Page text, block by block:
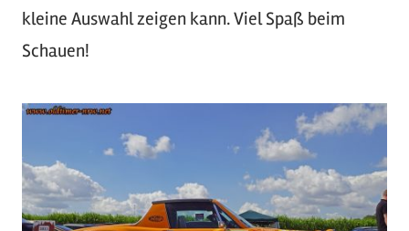
kleine Auswahl zeigen kann. Viel Spaß beim
Schauen!